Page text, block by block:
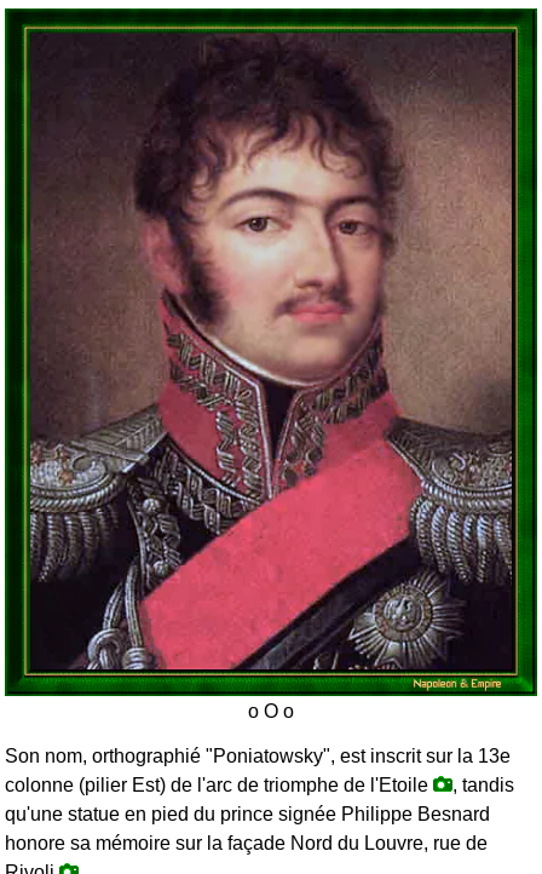
Son nom, orthographié "Poniatowsky", est inscrit sur la 13e
colonne (pilier Est) de l'arc de triomphe de l'Etoile
, tandis
qu'une statue en pied du prince signée Philippe Besnard
honore sa mémoire sur la façade Nord du Louvre, rue de